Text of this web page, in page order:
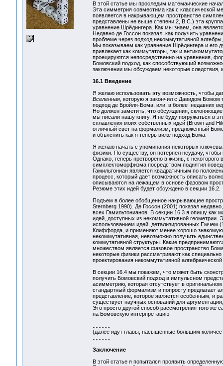
В этой статье мы проследим матемаические
Эта симметрия совместима как с классической
появляется в накрывающем пространстве
представлены не выше степени 2, В.С.) эта
уравнение Шрёдингера. Как мы знаем, она
Недавно де Госсон показал, как получить
проблеме через подход некоммутативной
Мы показываем как уравнение Шрёдингера и его
привлекает как коммутаторы, так и
проецируются непосредственно на уравнения,
Бомовский подход, как способствующий
заключении мы обсуждаем некоторые следствия,
16.1 Введение
Я желаю использовать эту возможность, чтобы
Вселенная, которую я закончил с Давидом Бомом
подход де Бройля-Бома, или, в более недавних
Но должен заметить, что обсуждения,
мы писали нашу книгу. Я не буду погружаться в
сплавления моих собственных идей (Brown and
отличный свет на формализм, предложенный
и объяснить как я теперь виже подход Бома.
Я желаю начать с упоминания некоторых
физики. По существу, он потерпел неудачу,
Однако, теперь претворено в жизнь, с
симплектоморфизма посредством поднятия
Гамильтониан является квадратичным по
процесс, который дает возможность описать
описываются на лежащем в основе фазовом
Резюме этих идей будет обсуждено в секции 16.2.
Подъем в более обобщенное накрывающее
Sternberg 1990). Де Госсон (2001) показал
всех Гамильтонианов. В секции 16.3 я опишу как
идей, доступных из некоммутативной геометрии.
использованием идей, детализированных Емчем
Клиффорда, и применяют менее хорошо знакомую
некоммутативная, невозможно получить
коммутативной структуры. Какие
множеством является фазовое пространство
некоторые физики рассматривают как
проектирования некоммутативной
В секции 16.4 мы покажем, что может быть
получить Бомовский подход в импульсном
асимметрию, которая отсутствует в
стандартный формализм и попросту предлагает
представление, которое является особенным, и
существует научных оснований для
Это просто другой способ рассмотрения того же
на Бомовскую интерпретацию.
(далее идут главы, насыщенные большим
Заключение
В этой статье я попытался проявить